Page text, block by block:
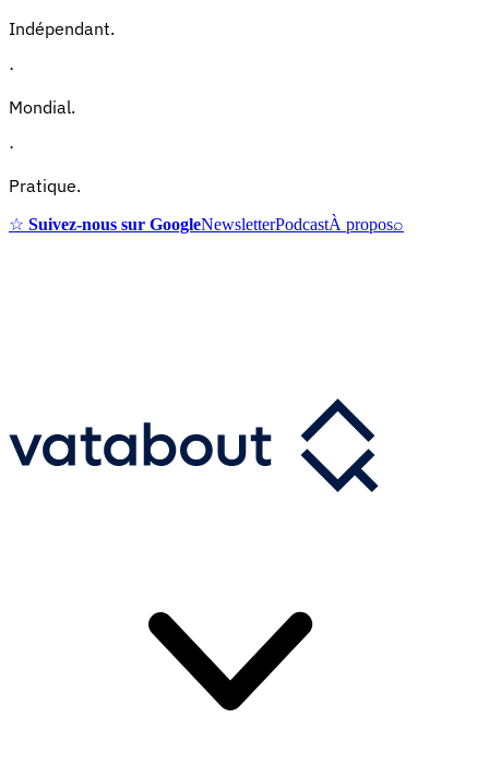
Indépendant.
·
Mondial.
·
Pratique.
☆ Suivez-nous sur GoogleNewsletterPodcastÀ propos⌕